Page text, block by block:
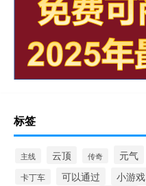
标签
主线 云顶 传奇 元气
卡丁车 可以通过 小游戏